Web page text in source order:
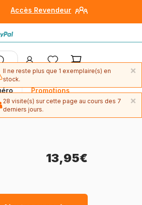
Accès Revendeur
Promotions
13,95€
×
Il ne reste plus que 1 exemplaire(s) en
stock.
×
28 visite(s) sur cette page au cours des 7
derniers jours.